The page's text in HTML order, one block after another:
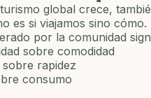
global crece,
es si viajamos sino cómo.
por la comunidad
sobre comodidad
rapidez
consumo